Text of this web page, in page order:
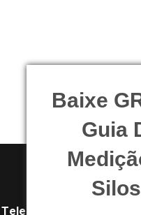
Baixe
Guia
Telefone: